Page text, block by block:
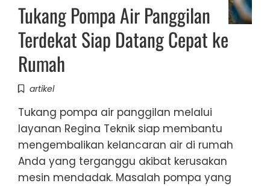
Tukang Pompa Air Panggilan
Terdekat Siap Datang Cepat ke
Rumah
artikel
Tukang pompa air panggilan melalui
layanan Regina Teknik siap membantu
mengembalikan kelancaran air di rumah
Anda yang terganggu akibat kerusakan
mesin mendadak. Masalah pompa yang